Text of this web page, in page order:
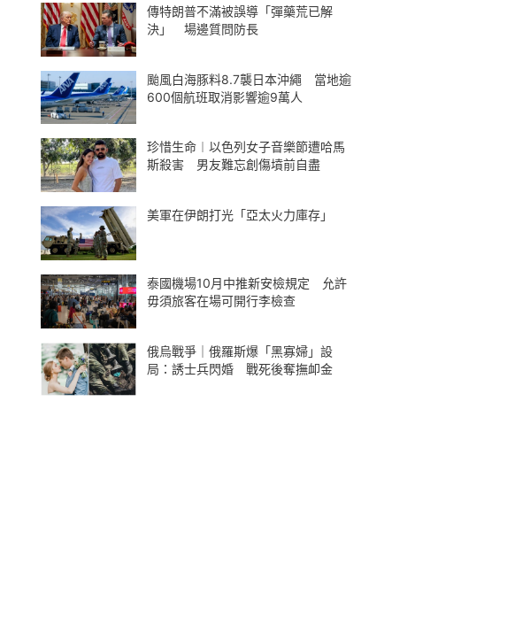
傳特朗普不滿被誤導「彈藥荒已解
決」 場邊質問防長
颱風白海豚料8.7襲日本沖繩 當地逾
600個航班取消影響逾9萬人
珍惜生命︱以色列女子音樂節遭哈馬
斯殺害 男友難忘創傷墳前自盡
美軍在伊朗打光「亞太火力庫存」
泰國機場10月中推新安檢規定 允許
毋須旅客在場可開行李檢查
俄烏戰爭｜俄羅斯爆「黑寡婦」設
局：誘士兵閃婚 戰死後奪撫卹金